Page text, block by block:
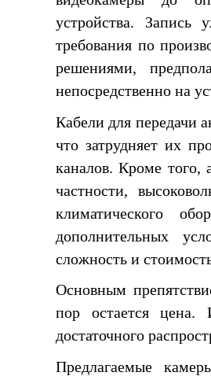
устройства. Запись
требования по
решениями,
непосредственно на
Кабели для передачи
что затрудняет их
каналов. Кроме того,
частности,
климатического
дополнительных
сложность и
Основным
пор остается цена.
достаточного
Предлагаемые